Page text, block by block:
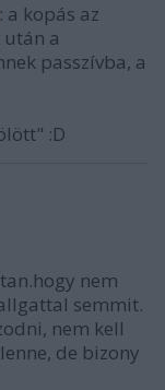
: a kopás az
a
passzívba, a
:D
nem
semmit.
nem kell
de bizony